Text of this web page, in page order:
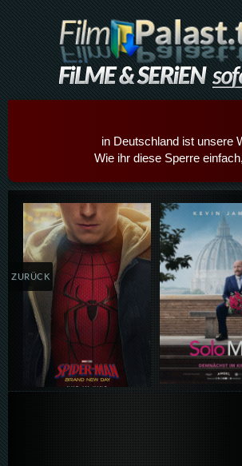
in Deutschland ist unsere
Wie ihr diese Sperre
Details,Play Details,Play
ZURÜCK